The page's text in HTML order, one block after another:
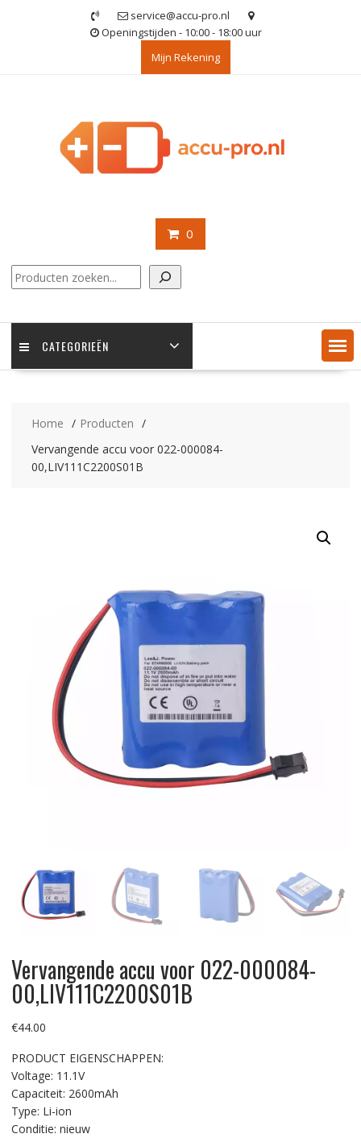
service@accu-pro.nl
Openingstijden - 10:00 - 18:00 uur
Mijn Rekening
0
Zoeken
CATEGORIEËN
Home
Producten
Vervangende accu voor 022-000084-
00,LIV111C2200S01B
Vervangende accu voor 022-000084-
00,LIV111C2200S01B
€44.00
PRODUCT EIGENSCHAPPEN:
Voltage: 11.1V
Capaciteit: 2600mAh
Type: Li-ion
Conditie: nieuw